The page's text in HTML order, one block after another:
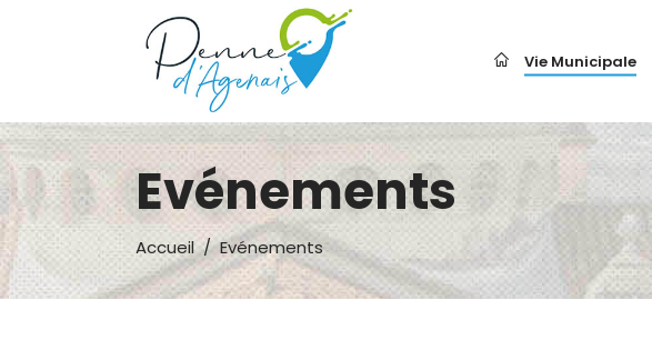
Vie Municipale
Evénements
Accueil/Evénements